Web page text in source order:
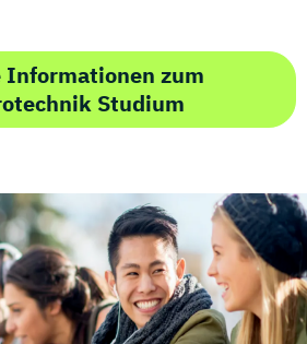
Lebensmittel
Logistik
Mechatronik
Chain-Manager*in
IT-Projekte
Automatisierungsaufgaben
kompakt
Informationen zum
Studium